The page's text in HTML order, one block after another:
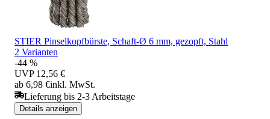
STIER Pinselkopfbürste, Schaft-Ø 6 mm, gezopft, Stahl
2 Varianten
-44 %
UVP 12,56 €
ab 6,98 €inkl. MwSt.
Lieferung bis 2-3 Arbeitstage
Details anzeigen